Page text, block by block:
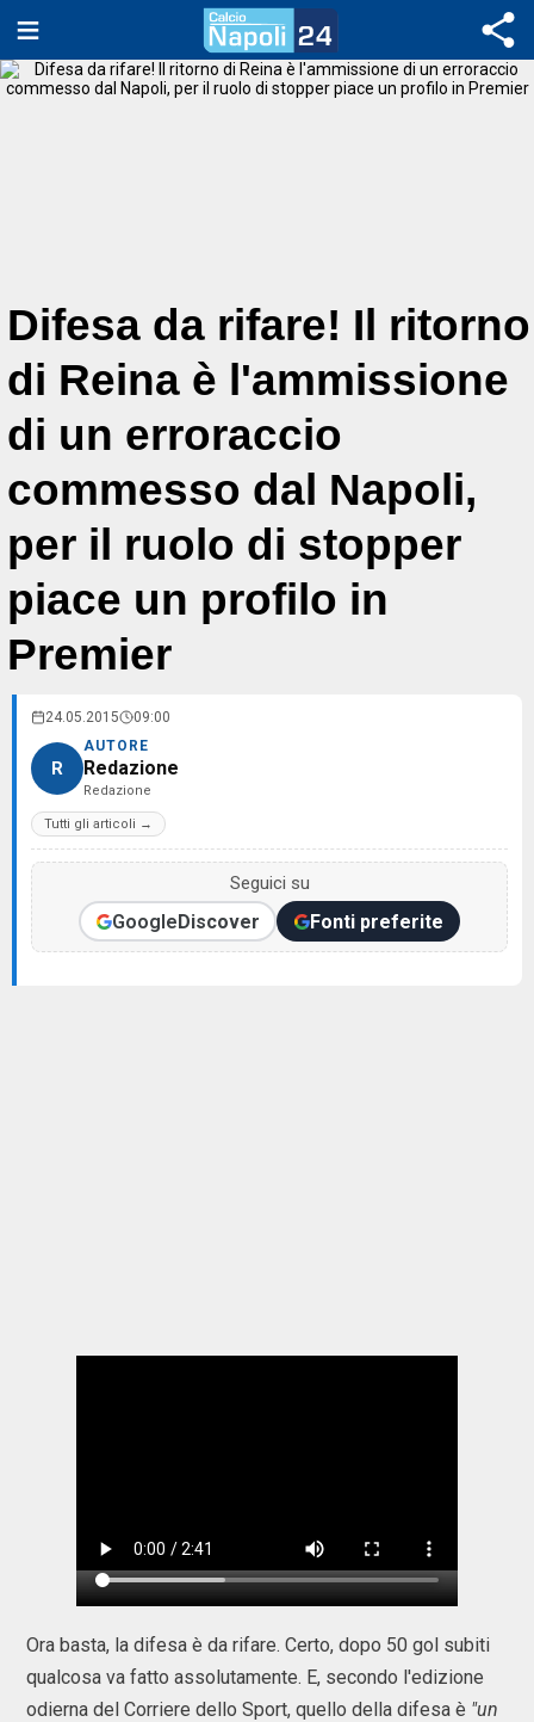
Difesa da rifare! Il ritorno
di Reina è l'ammissione
di un erroraccio
commesso dal Napoli,
per il ruolo di stopper
piace un profilo in
Premier
24.05.2015 09:00
R
AUTORE
Redazione
Redazione
Tutti gli articoli →
Seguici su
GoogleDiscover Fonti preferite
Ora basta, la difesa è da rifare. Certo, dopo 50 gol subiti
qualcosa va fatto assolutamente. E, secondo l'edizione
odierna del Corriere dello Sport, quello della difesa è "un